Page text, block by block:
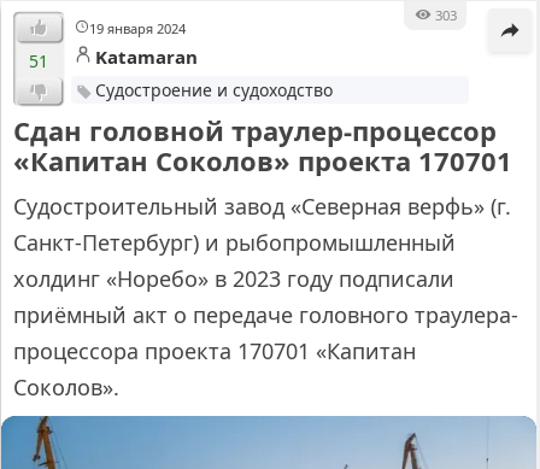
19 января 2024
303
51 Katamaran
Судостроение и судоходство
Сдан головной траулер-процессор
«Капитан Соколов» проекта 170701
Судостроительный завод «Северная верфь» (г.
Санкт-Петербург) и рыбопромышленный
холдинг «Норебо» в 2023 году подписали
приёмный акт о передаче головного траулера-
процессора проекта 170701 «Капитан
Соколов».